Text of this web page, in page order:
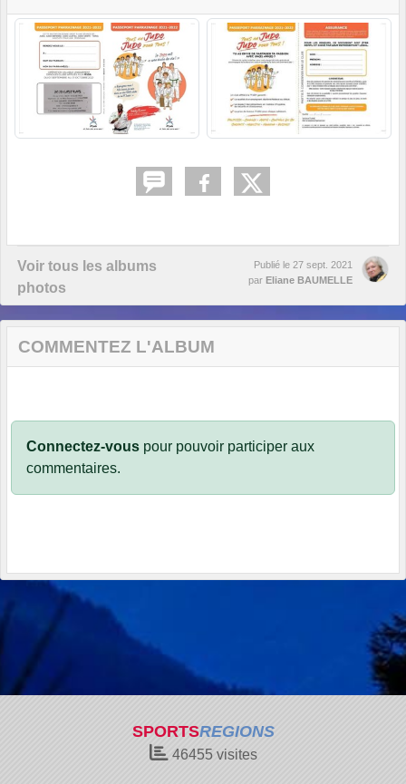
Voir tous les albums
photos
Publié le 27 sept. 2021
par Eliane BAUMELLE
COMMENTEZ L'ALBUM
Connectez-vous pour pouvoir participer aux
commentaires.
SPORTSREGIONS
46455visites